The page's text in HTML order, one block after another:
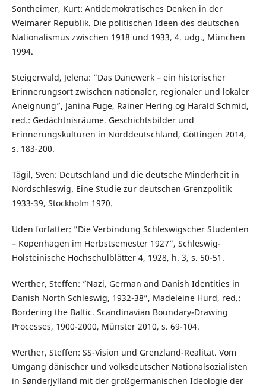
Sontheimer, Kurt: Antidemokratisches Denken in der
Weimarer Republik. Die politischen Ideen des deutschen
Nationalismus zwischen 1918 und 1933, 4. udg., München
1994.
Steigerwald, Jelena: ”Das Danewerk – ein historischer
Erinnerungsort zwischen nationaler, regionaler und lokaler
Aneignung”, Janina Fuge, Rainer Hering og Harald Schmid,
red.: Gedächtnisräume. Geschichtsbilder und
Erinnerungskulturen in Norddeutschland, Göttingen 2014,
s. 183-200.
Tägil, Sven: Deutschland und die deutsche Minderheit in
Nordschleswig. Eine Studie zur deutschen Grenzpolitik
1933-39, Stockholm 1970.
Uden forfatter: ”Die Verbindung Schleswigscher Studenten
– Kopenhagen im Herbstsemester 1927”, Schleswig-
Holsteinische Hochschulblätter 4, 1928, h. 3, s. 50-51.
Werther, Steffen: ”Nazi, German and Danish Identities in
Danish North Schleswig, 1932-38”, Madeleine Hurd, red.:
Bordering the Baltic. Scandinavian Boundary-Drawing
Processes, 1900-2000, Münster 2010, s. 69-104.
Werther, Steffen: SS-Vision und Grenzland-Realität. Vom
Umgang dänischer und volksdeutscher Nationalsozialisten
in Sønderjylland mit der großgermanischen Ideologie der